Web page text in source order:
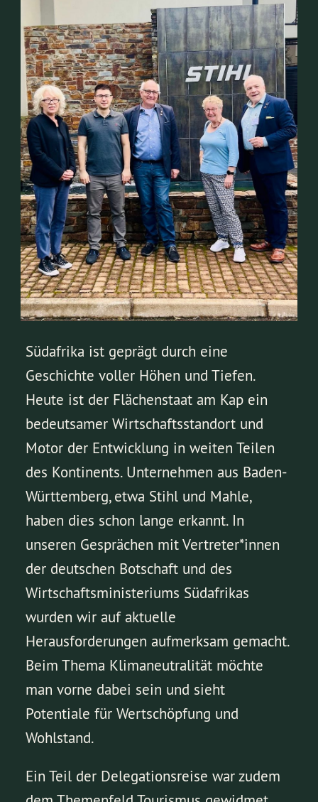
Südafrika ist geprägt durch eine
Geschichte voller Höhen und Tiefen.
Heute ist der Flächenstaat am Kap ein
bedeutsamer Wirtschaftsstandort und
Motor der Entwicklung in weiten Teilen
des Kontinents. Unternehmen aus Baden-
Württemberg, etwa Stihl und Mahle,
haben dies schon lange erkannt. In
unseren Gesprächen mit Vertreter*innen
der deutschen Botschaft und des
Wirtschaftsministeriums Südafrikas
wurden wir auf aktuelle
Herausforderungen aufmerksam gemacht.
Beim Thema Klimaneutralität möchte
man vorne dabei sein und sieht
Potentiale für Wertschöpfung und
Wohlstand.
Ein Teil der Delegationsreise war zudem